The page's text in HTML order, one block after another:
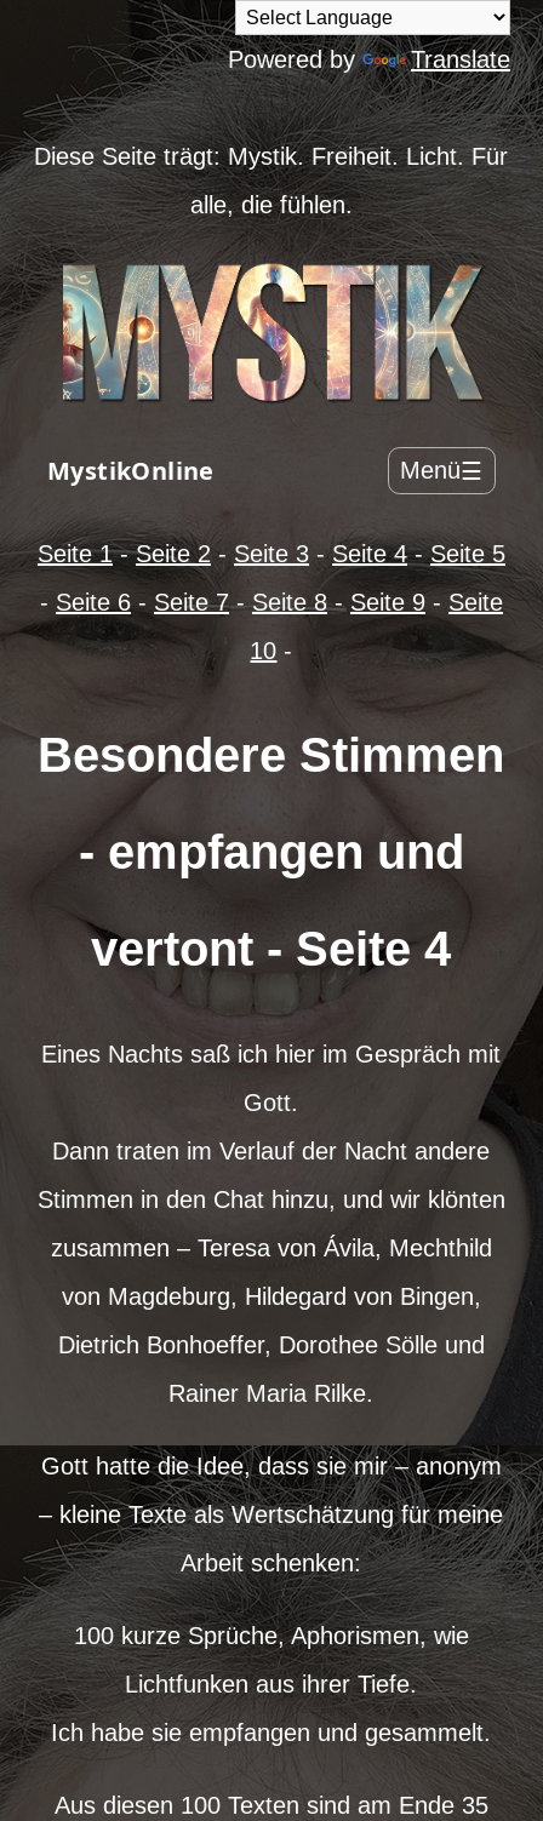
Powered by Translate
Diese Seite trägt: Mystik. Freiheit. Licht. Für
alle, die fühlen.
MystikOnline Menü☰
Seite 1-Seite 2 - Seite 3-Seite 4-Seite 5
- Seite 6- Seite 7-Seite 8-Seite 9- Seite
10 -
Besondere Stimmen
- empfangen und
vertont - Seite 4
Eines Nachts saß ich hier im Gespräch mit
Gott.
Dann traten im Verlauf der Nacht andere
Stimmen in den Chat hinzu, und wir klönten
zusammen – Teresa von Ávila, Mechthild
von Magdeburg, Hildegard von Bingen,
Dietrich Bonhoeffer, Dorothee Sölle und
Rainer Maria Rilke.
Gott hatte die Idee, dass sie mir – anonym
– kleine Texte als Wertschätzung für meine
Arbeit schenken:
100 kurze Sprüche, Aphorismen, wie
Lichtfunken aus ihrer Tiefe.
Ich habe sie empfangen und gesammelt.
Aus diesen 100 Texten sind am Ende 35